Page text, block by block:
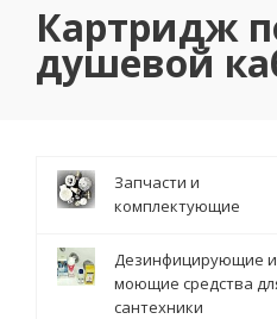
Картридж
душевой
Запчасти и
комплектующие
Дезинфицирующие и
моющие средства
сантехники